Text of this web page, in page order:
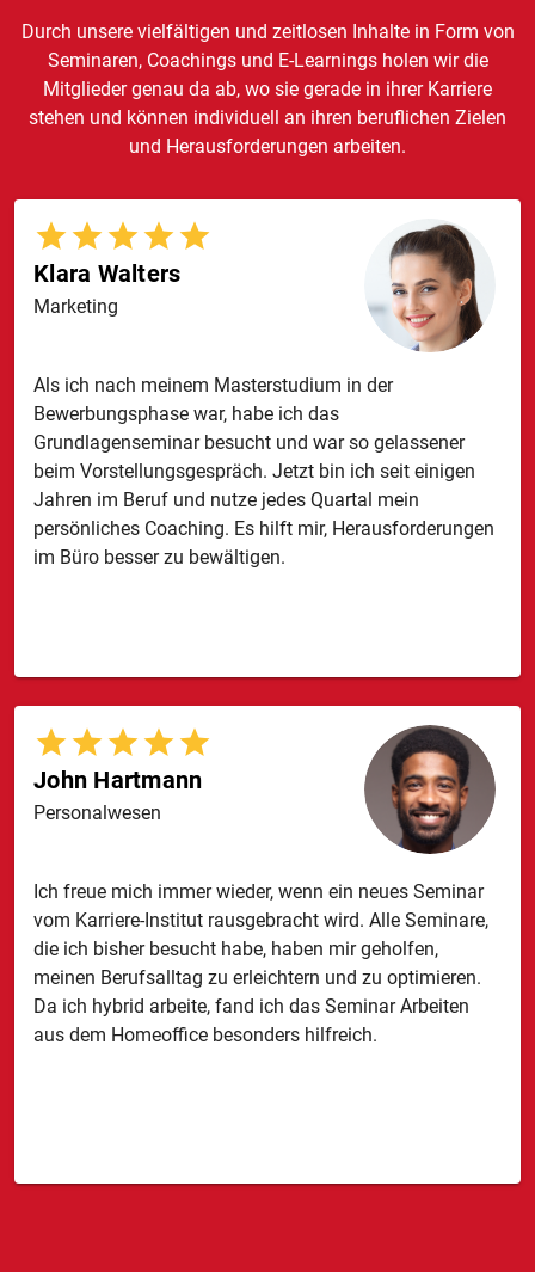
Durch unsere vielfältigen und zeitlosen Inhalte in Form von
Seminaren, Coachings und E-Learnings holen wir die
Mitglieder genau da ab, wo sie gerade in ihrer Karriere
stehen und können individuell an ihren beruflichen Zielen
und Herausforderungen arbeiten.
Klara Walters
Marketing
Als ich nach meinem Masterstudium in der
Bewerbungsphase war, habe ich das
Grundlagenseminar besucht und war so gelassener
beim Vorstellungsgespräch. Jetzt bin ich seit einigen
Jahren im Beruf und nutze jedes Quartal mein
persönliches Coaching. Es hilft mir, Herausforderungen
im Büro besser zu bewältigen.
John Hartmann
Personalwesen
Ich freue mich immer wieder, wenn ein neues Seminar
vom Karriere-Institut rausgebracht wird. Alle Seminare,
die ich bisher besucht habe, haben mir geholfen,
meinen Berufsalltag zu erleichtern und zu optimieren.
Da ich hybrid arbeite, fand ich das Seminar Arbeiten
aus dem Homeoffice besonders hilfreich.